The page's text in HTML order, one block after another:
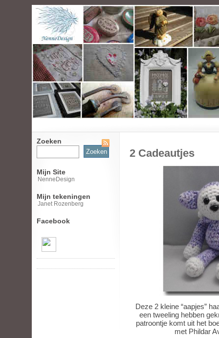
Zoeken
Zoeken
naar:
Mijn Site
NenneDesign
Mijn tekeningen
Janet Rozenberg
Facebook
2 Cadeautjes
Deze 2 kleine “aapjes”
een tweeling hebben
patroontje komt uit het
met Phildar